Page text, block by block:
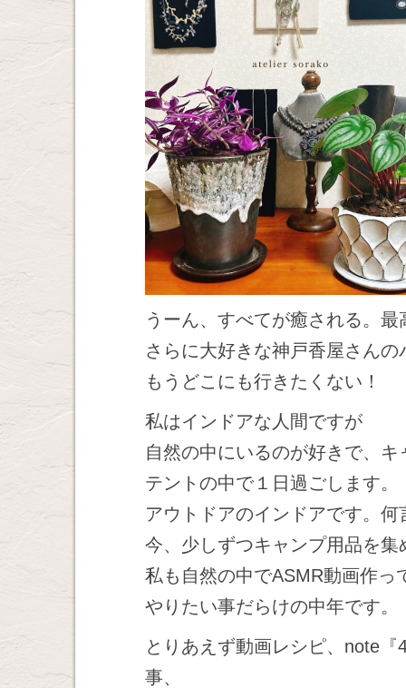
うーん、すべてが癒される。最
さらに大好きな神戸香屋さん
もうどこにも行きたくない！
私はインドアな人間ですが
自然の中にいるのが好きで、
テントの中で１日過ごします。
アウトドアのインドアです。
今、少しずつキャンプ用品を集
私も自然の中でASMR動画作っ
やりたい事だらけの中年です。
とりあえず動画レシピ、note
事、